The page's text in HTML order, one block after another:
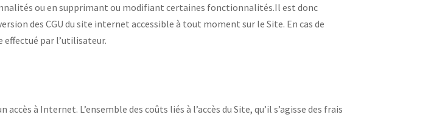
ou en supprimant ou modifiant certaines fonctionnalités.Il est donc
des CGU du site internet accessible à tout moment sur le Site. En cas de
effectué par l’utilisateur.
à Internet. L’ensemble des coûts liés à l’accès du Site, qu’il s’agisse des frais